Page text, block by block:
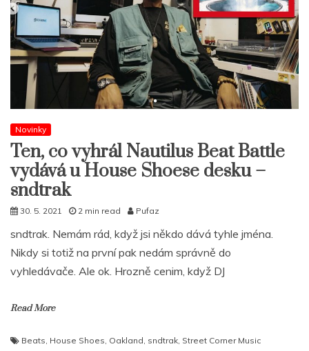
Novinky
Ten, co vyhrál Nautilus Beat Battle
vydává u House Shoese desku –
sndtrak
30. 5. 2021 2 min read Pufaz
sndtrak. Nemám rád, když jsi někdo dává tyhle jména.
Nikdy si totiž na první pak nedám správně do
vyhledávače. Ale ok. Hrozně cenim, když DJ
Read More
Beats House Shoes Oakland sndtrak Street Corner Music